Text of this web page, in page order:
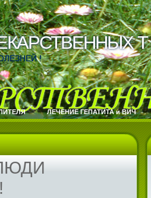
Т
Т
!
ЛЕЧЕНИЕ ГЕПАТИТА и ВИЧ